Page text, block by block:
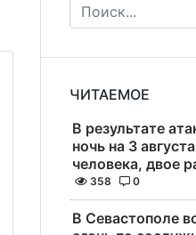
ЧИТАЕМОЕ
В результате
ночь на 3
человека, двое
358 0
В Севастополе